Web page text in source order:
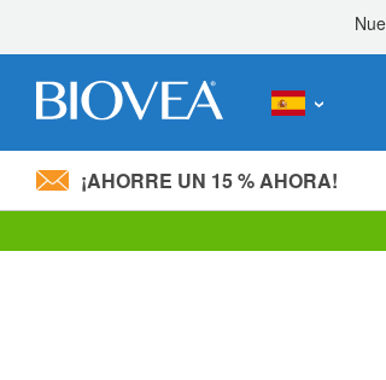
Nota:
¡AHORRE UN 15 % AHORA!